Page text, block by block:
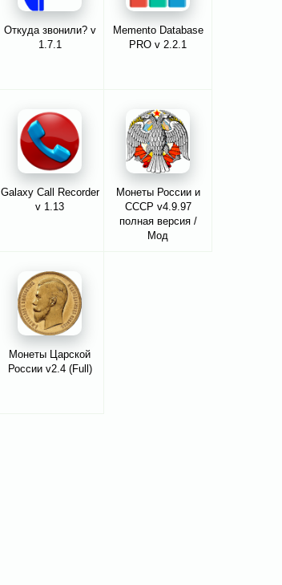
Откуда звонили? v
1.7.1
Memento Database
PRO v 2.2.1
Galaxy Call Recorder
v 1.13
Монеты России и
СССР v4.9.97
полная версия /
Мод
Монеты Царской
России v2.4 (Full)